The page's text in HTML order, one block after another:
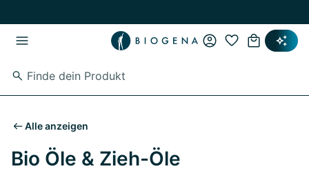
Alle anzeigen
Bio Öle & Zieh-Öle